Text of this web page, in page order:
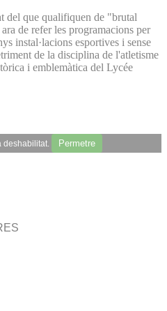
del que qualifiquen de "brutal
de refer les programacions per
instal·lacions esportives i sense
de la disciplina de l'atletisme
i emblemàtica del Lycée
deshabilitat. Permetre